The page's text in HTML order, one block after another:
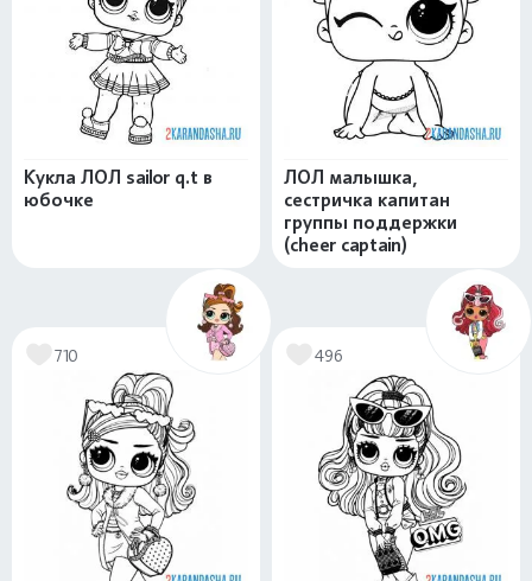
Кукла ЛОЛ sailor q.t в
юбочке
ЛОЛ малышка,
сестричка капитан
группы поддержки
(cheer captain)
710 496